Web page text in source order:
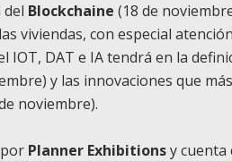
del Blockchaine (18 de
viviendas, con especial
IOT, DAT e IA tendrá en la
y las innovaciones que
noviembre).
Planner Exhibitionsy cuenta